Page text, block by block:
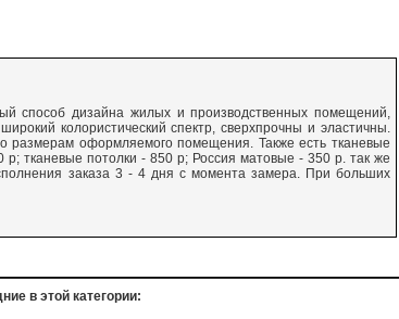
способ дизайна жилых и производственных помещений,
колористический спектр, сверхпрочны и эластичны.
размерам оформляемого помещения. Также есть тканевые
тканевые потолки - 850 р; Россия матовые - 350 р. так же
заказа 3 - 4 дня с момента замера. При больших
в этой категории: